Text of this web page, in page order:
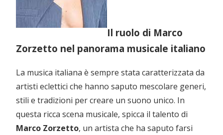
Il ruolo di Marco
Zorzetto nel panorama musicale italiano
La musica italiana è sempre stata caratterizzata da
artisti eclettici che hanno saputo mescolare generi,
stili e tradizioni per creare un suono unico. In
questa ricca scena musicale, spicca il talento di
Marco Zorzetto, un artista che ha saputo farsi